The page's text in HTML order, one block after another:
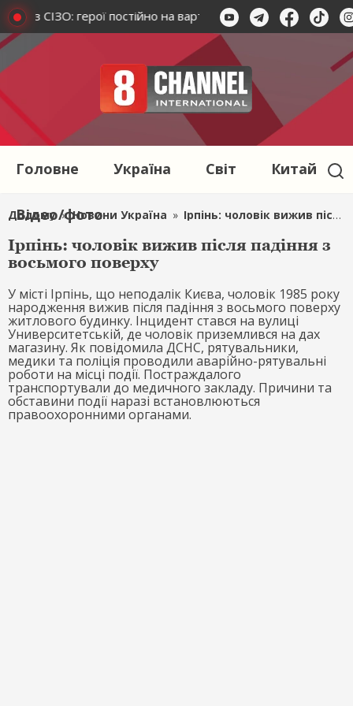
з СІЗО: герої постійно на варті справедливості
Головне Україна Світ Китай
Відео/фото
Додому » Новини Україна » Ірпінь: чоловік вижив після падіння з восьмого поверху
Ірпінь: чоловік вижив після падіння з
восьмого поверху
У місті Ірпінь, що неподалік Києва, чоловік 1985 року
народження вижив після падіння з восьмого поверху
житлового будинку. Інцидент стався на вулиці
Университетській, де чоловік приземлився на дах
магазину. Як повідомила ДСНС, рятувальники,
медики та поліція проводили аварійно-рятувальні
роботи на місці події. Постраждалого
транспортували до медичного закладу. Причини та
обставини події наразі встановлюються
правоохоронними органами.